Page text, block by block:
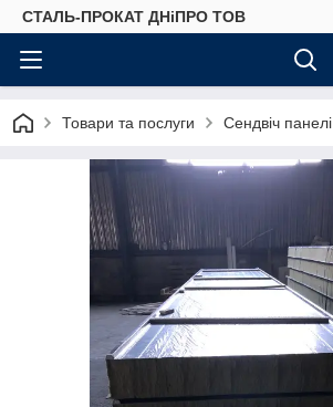
СТАЛЬ-ПРОКАТ ДНіПРО ТОВ
Товари та послуги Сендвіч панелі